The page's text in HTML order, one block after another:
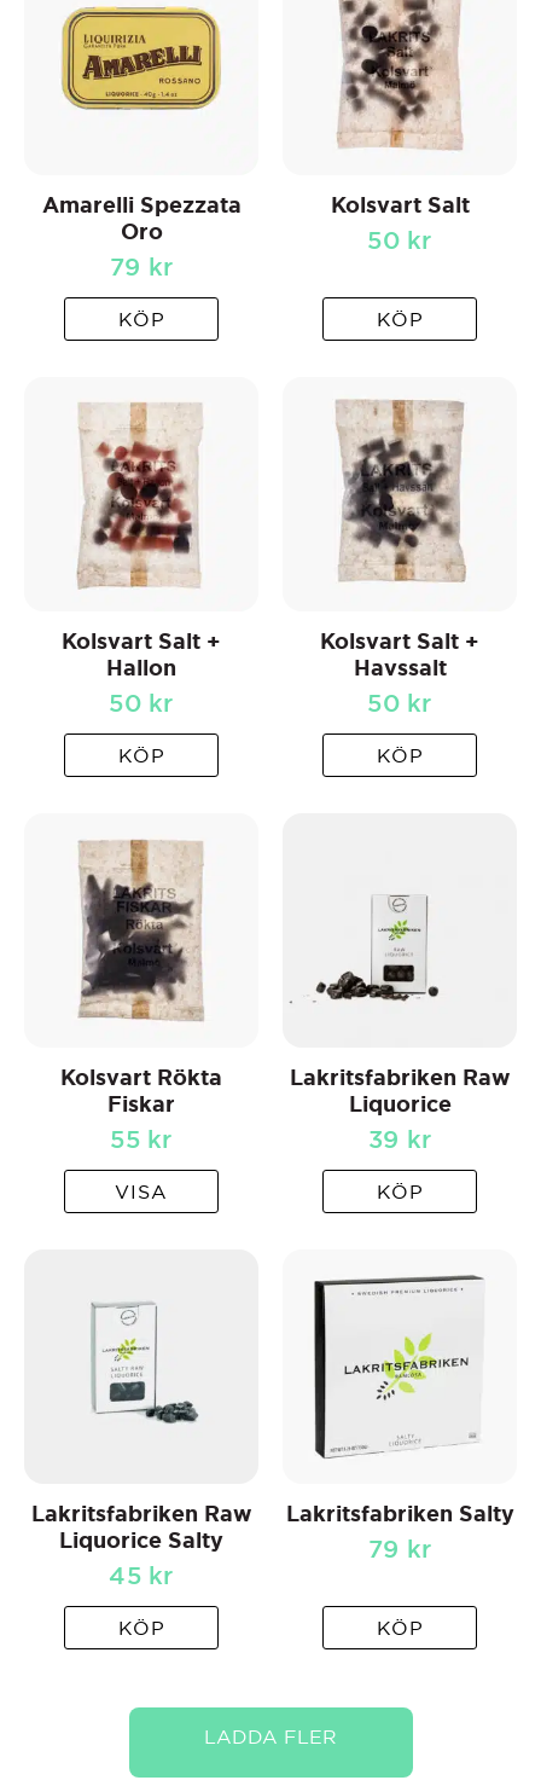
Amarelli Spezzata
Oro
79 kr
KÖP
Kolsvart Salt
50 kr
KÖP
Kolsvart Salt +
Hallon
50 kr
KÖP
Kolsvart Salt +
Havssalt
50 kr
KÖP
Kolsvart Rökta
Fiskar
55 kr
VISA
Lakritsfabriken Raw
Liquorice
39 kr
KÖP
Lakritsfabriken Raw
Liquorice Salty
45 kr
KÖP
Lakritsfabriken Salty
79 kr
KÖP
LADDA FLER